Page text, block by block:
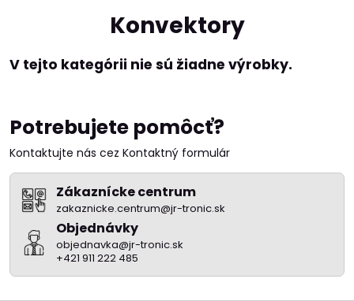
Konvektory
Potrebujete pomôcť?
Kontaktujte nás cez Kontaktný formulár
Zákaznícke centrum
zakaznicke.centrum@jr-tronic.sk
Objednávky
objednavka@jr-tronic.sk
+421 911 222 485